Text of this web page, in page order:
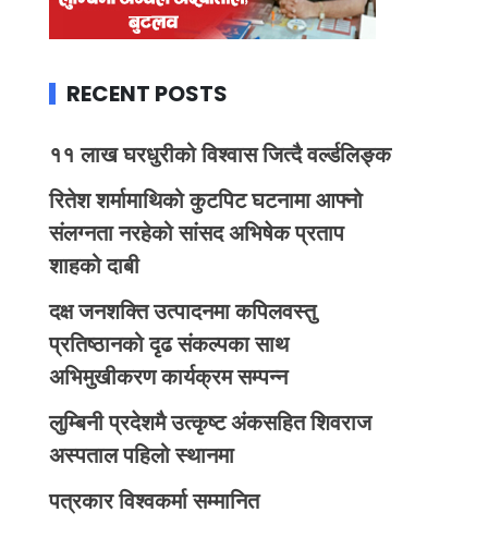
RECENT POSTS
११ लाख घरधुरीको विश्वास जित्दै वर्ल्डलिङ्क
रितेश शर्मामाथिको कुटपिट घटनामा आफ्नो
संलग्नता नरहेको सांसद अभिषेक प्रताप
शाहको दाबी
दक्ष जनशक्ति उत्पादनमा कपिलवस्तु
प्रतिष्ठानको दृढ संकल्पका साथ
अभिमुखीकरण कार्यक्रम सम्पन्न
लुम्बिनी प्रदेशमै उत्कृष्ट अंकसहित शिवराज
अस्पताल पहिलो स्थानमा
पत्रकार विश्वकर्मा सम्मानित